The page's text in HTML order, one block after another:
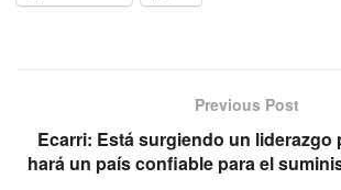
Previous Post
Ecarri: Está surgiendo un liderazgo
hará un país confiable para el